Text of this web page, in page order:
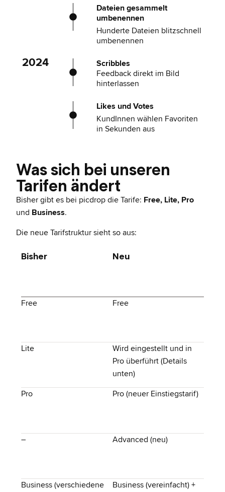
Dateien gesammelt
umbenennen
Hunderte Dateien blitzschnell
umbenennen
2024
Scribbles
Feedback direkt im Bild
hinterlassen
Likes und Votes
KundInnen wählen Favoriten
in Sekunden aus
Was sich bei unseren
Tarifen ändert
Bisher gibt es bei picdrop die Tarife: Free, Lite, Pro
und Business.
Die neue Tarifstruktur sieht so aus:
Bisher Neu
Free Free
Lite
Wird eingestellt und in
Pro überführt (Details
unten)
Pro Pro (neuer Einstiegstarif)
– Advanced (neu)
Business (verschiedene
Business (vereinfacht) +